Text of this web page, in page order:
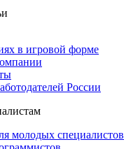
в игровой форме
России
молодых специалистов